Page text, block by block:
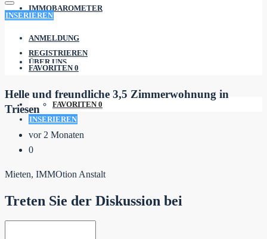
IMMOBAROMETER
ÜBER UNS
FAVORITEN 0
INSERIEREN
INSERIEREN
ANMELDUNG
REGISTRIEREN
FAVORITEN 0
Helle und freundliche 3,5 Zimmerwohnung in
Triesen
vor 2 Monaten
0
Mieten, IMMOtion Anstalt
Treten Sie der Diskussion bei